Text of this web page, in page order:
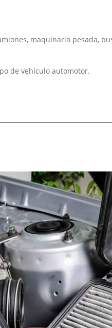
maquinaria pesada,
de vehículo automotor.